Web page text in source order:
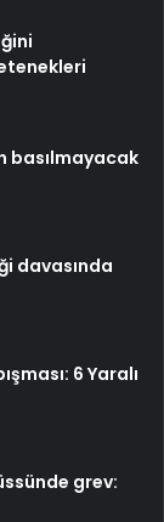
basılmayacak
davasında
6 Yaralı
grev: